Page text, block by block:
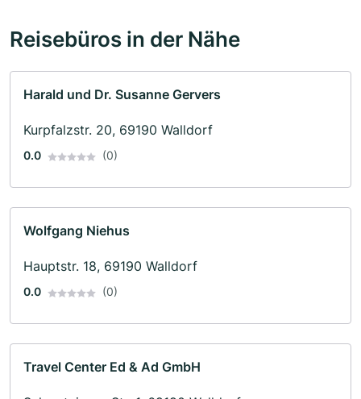
Reisebüros in der Nähe
Harald und Dr. Susanne Gervers
Kurpfalzstr. 20, 69190 Walldorf
0.0 (0)
Wolfgang Niehus
Hauptstr. 18, 69190 Walldorf
0.0 (0)
Travel Center Ed & Ad GmbH